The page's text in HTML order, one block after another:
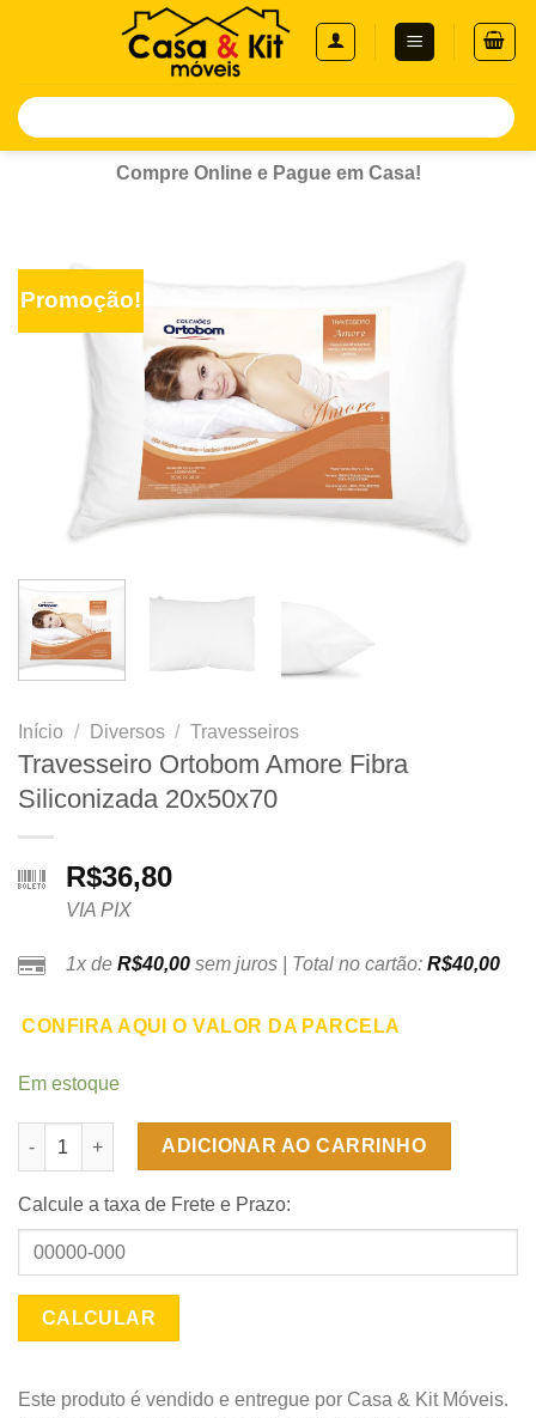
Pesquisar
por:
Compre Online e Pague em Casa!
Promoção!
Início / Diversos / Travesseiros
Travesseiro Ortobom Amore Fibra
Siliconizada 20x50x70
R$36,80
VIA PIX
1x de R$40,00 sem juros | Total no cartão: R$40,00
CONFIRA AQUI O VALOR DA PARCELA
Em estoque
Travesseiro Ortobom Amore Fibra Siliconizada 20x50x70
ADICIONAR AO CARRINHO
Calcule a taxa de Frete e Prazo:
Este produto é vendido e entregue por Casa & Kit Móveis.